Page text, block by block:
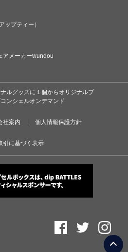
ップティー）
アメーカーwundou
ルグッズに１個からオリジナルプ
ンシェルオンデマンド
社案内 個人情報保護方針
引に基づく表示